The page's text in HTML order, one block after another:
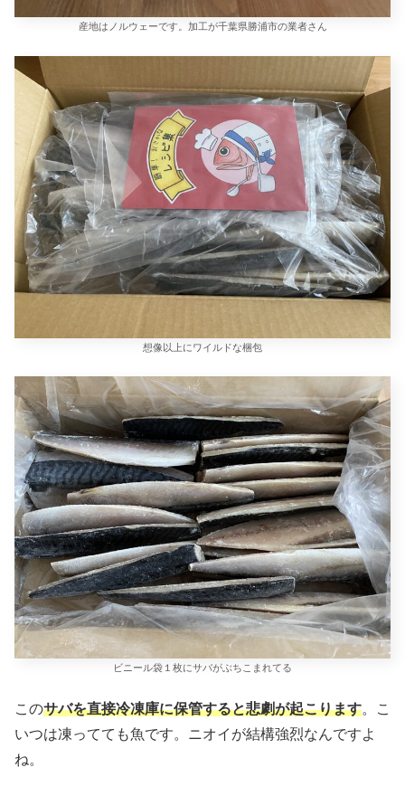
産地はノルウェーです。加工が千葉県勝浦市の業者さん
想像以上にワイルドな梱包
ビニール袋１枚にサバがぶちこまれてる
このサバを直接冷凍庫に保管すると悲劇が起こります。こ
いつは凍ってても魚です。ニオイが結構強烈なんですよ
ね。